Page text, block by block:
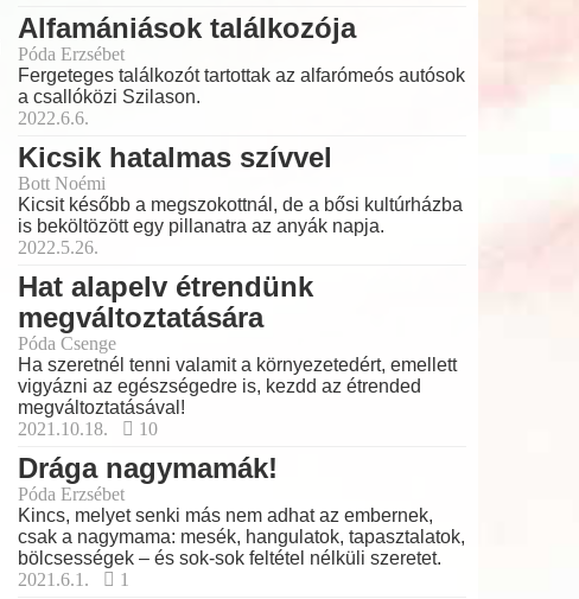
Alfamániások találkozója
Póda Erzsébet
Fergeteges találkozót tartottak az alfarómeós autósok
a csallóközi Szilason.
2022.6.6.
Kicsik hatalmas szívvel
Bott Noémi
Kicsit később a megszokottnál, de a bősi kultúrházba
is beköltözött egy pillanatra az anyák napja.
2022.5.26.
Hat alapelv étrendünk
megváltoztatására
Póda Csenge
Ha szeretnél tenni valamit a környezetedért, emellett
vigyázni az egészségedre is, kezdd az étrended
megváltoztatásával!
2021.10.18.
10
Drága nagymamák!
Póda Erzsébet
Kincs, melyet senki más nem adhat az embernek,
csak a nagymama: mesék, hangulatok, tapasztalatok,
bölcsességek – és sok-sok feltétel nélküli szeretet.
2021.6.1.
1